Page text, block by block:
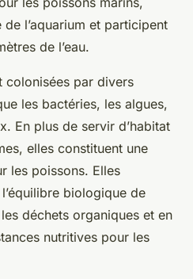
l’aquarium et participent
de l’eau.
colonisées par divers
les bactéries, les algues,
En plus de servir d’habitat
elles constituent une
les poissons. Elles
biologique de
déchets organiques et en
nutritives pour les